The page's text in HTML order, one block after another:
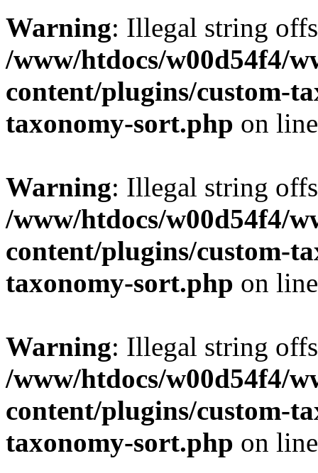
Warning: Illegal string
/www/htdocs/w00d54f4/
content/plugins/custom-
taxonomy-sort.php on
Warning: Illegal string
/www/htdocs/w00d54f4/
content/plugins/custom-
taxonomy-sort.php on
Warning: Illegal string
/www/htdocs/w00d54f4/
content/plugins/custom-
taxonomy-sort.php on